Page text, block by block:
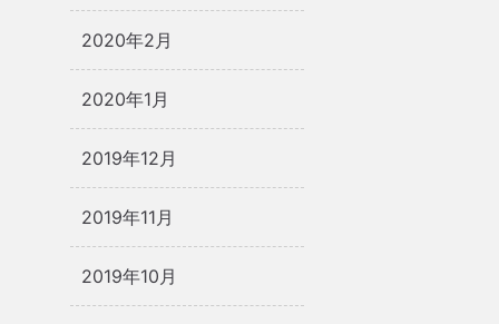
2020年2月
2020年1月
2019年12月
2019年11月
2019年10月